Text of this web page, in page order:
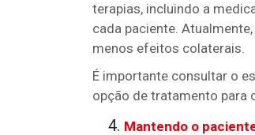
terapias, incluindo a
cada paciente.
menos efeitos colaterais.
É importante consultar o
opção de tratamento para
Mantendo o